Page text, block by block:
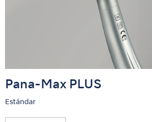
Pana-Max PLUS
Estándar